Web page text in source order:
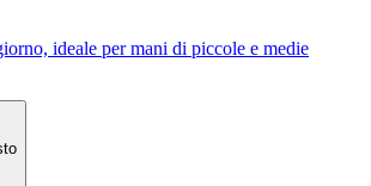
ideale per mani di piccole e medie